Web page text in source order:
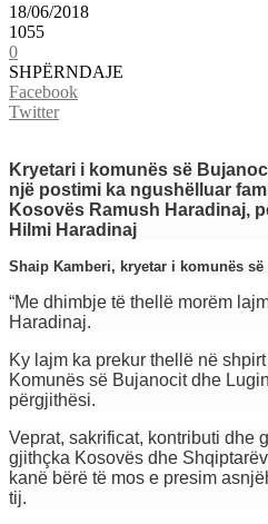
18/06/2018
1055
0
SHPËRNDAJE
Facebook
Twitter
Kryetari i komunës së
një postimi ka ngushëlluar
Kosovës Ramush Haradinaj,
Hilmi Haradinaj
Shaip Kamberi, kryetar i komunës
“Me dhimbje të thellë morëm
Haradinaj.
Ky lajm ka prekur thellë në
Komunës së Bujanocit dhe
përgjithësi.
Veprat, sakrificat, kontributi dhe
gjithçka Kosovës dhe
kanë bërë të mos e presim
tij.